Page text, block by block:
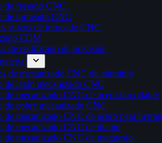
de fresado CNC
de torneado CNC
suizos de torneado CNC
EDM
de rectificado de precisión
de mecanizado CNC de aluminio
de latón mecanizado CNC
de mecanizado CNC de acero inoxidable
de cobre mecanizado CNC
de mecanizado CNC de acero para
de mecanizado CNC de titanio
de mecanizado CNC de magnesio